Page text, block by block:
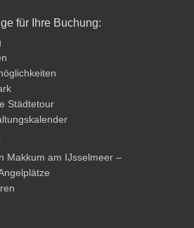
für Ihre Buchung:
Städtetour
Makkum am IJsselmeer –